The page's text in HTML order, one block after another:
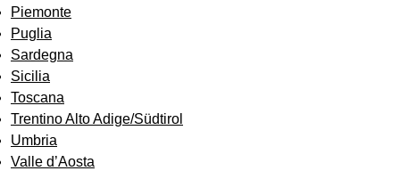
Piemonte
Puglia
Sardegna
Sicilia
Toscana
Trentino Alto Adige/Südtirol
Umbria
Valle d’Aosta